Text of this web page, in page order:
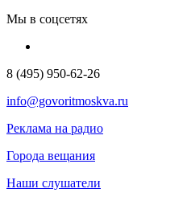
Мы в соцсетях
8 (495) 950-62-26
info@govoritmoskva.ru
Реклама на радио
Города вещания
Наши слушатели